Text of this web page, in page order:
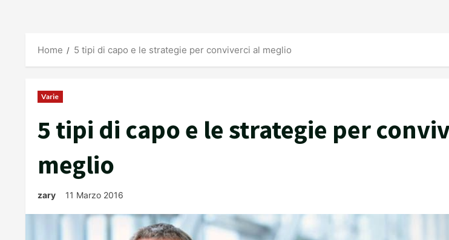
Home 5 tipi di capo e le strategie per conviverci al meglio
Varie
5 tipi di capo e le strategie per
meglio
zary 11 Marzo 2016